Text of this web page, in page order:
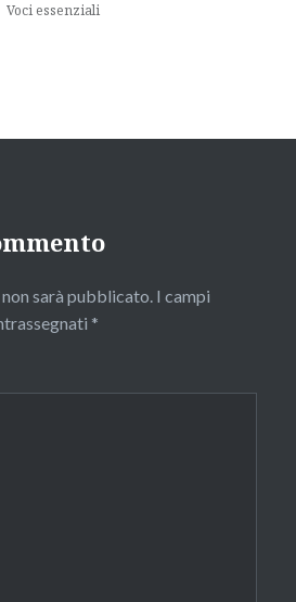
Voci essenziali
sarà pubblicato. I campi
*